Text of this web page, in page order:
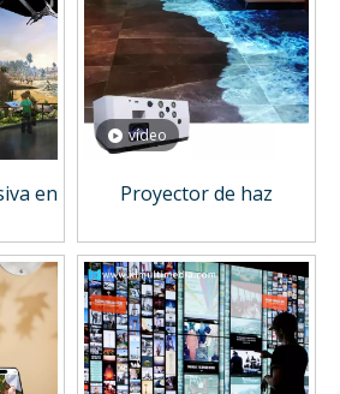
en
vídeo
Proyector de haz